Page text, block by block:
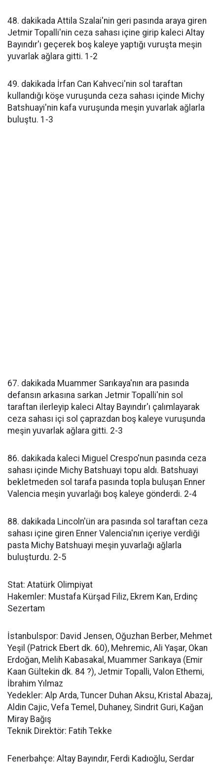
48. dakikada Attila Szalai'nin geri pasında araya giren
Jetmir Topalli'nin ceza sahası içine girip kaleci Altay
Bayındır'ı geçerek boş kaleye yaptığı vuruşta meşin
yuvarlak ağlara gitti. 1-2
49. dakikada İrfan Can Kahveci'nin sol taraftan
kullandığı köşe vuruşunda ceza sahası içinde Michy
Batshuayi'nin kafa vuruşunda meşin yuvarlak ağlarla
buluştu. 1-3
67. dakikada Muammer Sarıkaya'nın ara pasında
defansın arkasına sarkan Jetmir Topalli'nin sol
taraftan ilerleyip kaleci Altay Bayındır'ı çalımlayarak
ceza sahası içi sol çaprazdan boş kaleye vuruşunda
meşin yuvarlak ağlara gitti. 2-3
86. dakikada kaleci Miguel Crespo'nun pasında ceza
sahası içinde Michy Batshuayi topu aldı. Batshuayi
bekletmeden sol tarafa pasında topla buluşan Enner
Valencia meşin yuvarlağı boş kaleye gönderdi. 2-4
88. dakikada Lincoln'ün ara pasında sol taraftan ceza
sahası içine giren Enner Valencia'nın içeriye verdiği
pasta Michy Batshuayi meşin yuvarlağı ağlarla
buluşturdu. 2-5
Stat: Atatürk Olimpiyat
Hakemler: Mustafa Kürşad Filiz, Ekrem Kan, Erdinç
Sezertam
İstanbulspor: David Jensen, Oğuzhan Berber, Mehmet
Yeşil (Patrick Ebert dk. 60), Mehremic, Ali Yaşar, Okan
Erdoğan, Melih Kabasakal, Muammer Sarıkaya (Emir
Kaan Gültekin dk. 84 ?), Jetmir Topalli, Valon Ethemi,
İbrahim Yılmaz
Yedekler: Alp Arda, Tuncer Duhan Aksu, Kristal Abazaj,
Aldin Cajic, Vefa Temel, Duhaney, Sindrit Guri, Kağan
Miray Bağış
Teknik Direktör: Fatih Tekke
Fenerbahçe: Altay Bayındır, Ferdi Kadıoğlu, Serdar